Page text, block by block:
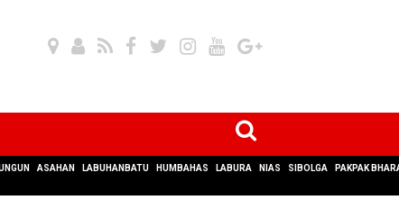
ASAHAN LABUHANBATU HUMBAHAS LABURA NIAS SIBOLGA PAKPAK